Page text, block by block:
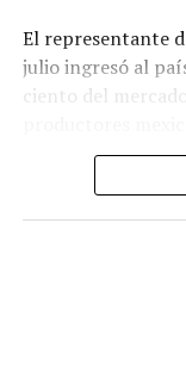
Ivette Lara
Sierra, ha
autoridades
informado la
emisión de
El representante
julio ingresó al
ciento del
mantenerse